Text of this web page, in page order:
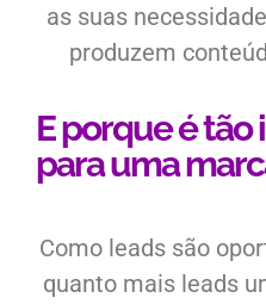
as suas
produzem
E porque é
para uma
Como leads são
quanto mais leads